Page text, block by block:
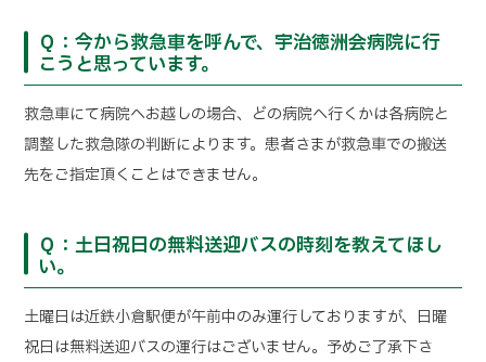
Ｑ：今から救急車を呼んで、宇治徳洲会病院に行
こうと思っています。
救急車にて病院へお越しの場合、どの病院へ行くかは各病院と
調整した救急隊の判断によります。患者さまが救急車での搬送
先をご指定頂くことはできません。
Ｑ：土日祝日の無料送迎バスの時刻を教えてほし
い。
土曜日は近鉄小倉駅便が午前中のみ運行しておりますが、日曜
祝日は無料送迎バスの運行はございません。予めご了承下さ